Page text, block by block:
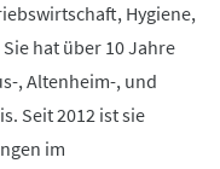
Hygiene,
hat über 10 Jahre
, Altenheim-, und
Seit 2012 ist sie
im